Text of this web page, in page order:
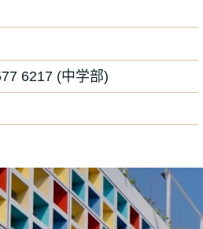
6217 (中学部)